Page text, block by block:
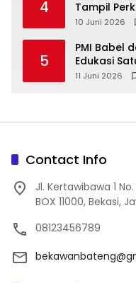
4
Tampil
10 Juni 2026
5
‎PMI Babel
Edukasi
11 Juni 2026
Contact Info
Jl. Kertawibawa 1
BOX 11000, Bekasi,
08123456789